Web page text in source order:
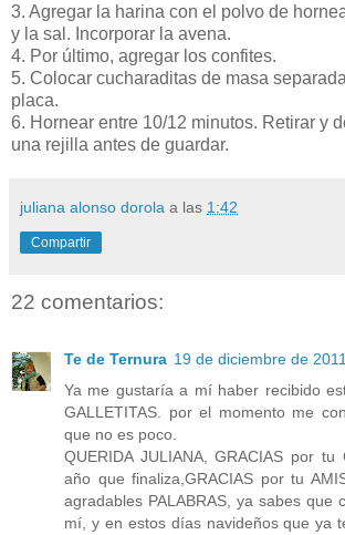
3. Agregar la harina con el polvo de
y la sal. Incorporar la avena.
4. Por último, agregar los confites.
5. Colocar cucharaditas de masa
placa.
6. Hornear entre 10/12 minutos. Retirar y
una rejilla antes de guardar.
juliana alonso dorola a las 1:42
Compartir
22 comentarios:
Te de Ternura 19 de diciembre de
Ya me gustaría a mí haber recibido
GALLETITAS. por el momento me
que no es poco.
QUERIDA JULIANA, GRACIAS por tu
año que finaliza,GRACIAS por tu
agradables PALABRAS, ya sabes que
mí, y en estos días navideños que ya